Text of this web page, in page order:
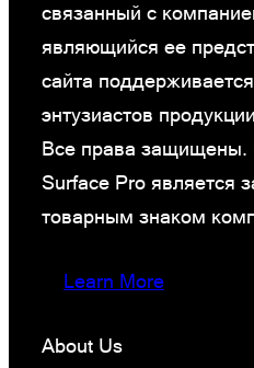
связанный с
являющийся ее
сайта
энтузиастов
Все права защищены.
Surface Pro является
товарным знаком
Learn More
About Us